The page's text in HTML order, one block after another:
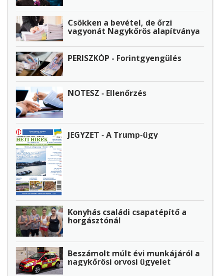
Csökken a bevétel, de őrzi
vagyonát Nagykőrös alapítványa
PERISZKÓP - Forintgyengülés
NOTESZ - Ellenőrzés
JEGYZET - A Trump-ügy
Konyhás családi csapatépítő a
horgásztónál
Beszámolt múlt évi munkájáról a
nagykőrösi orvosi ügyelet